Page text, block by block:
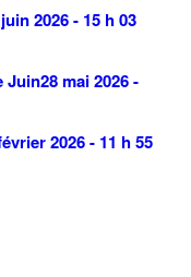
2026 - 15 h 03
Juin28 mai 2026 -
2026 - 11 h 55